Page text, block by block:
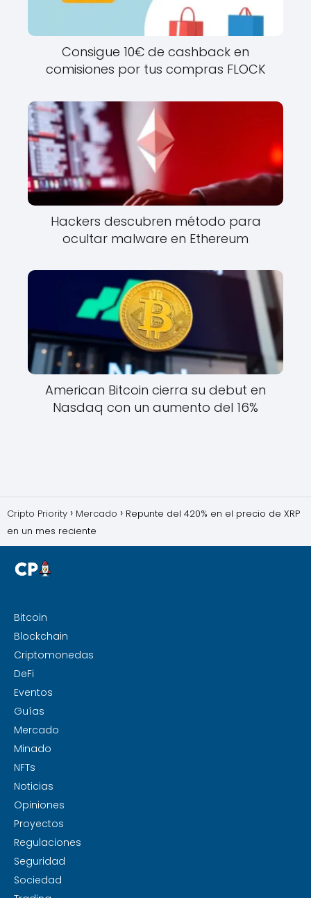
Consigue 10€ de cashback en
comisiones por tus compras FLOCK
Hackers descubren método para
ocultar malware en Ethereum
American Bitcoin cierra su debut en
Nasdaq con un aumento del 16%
Cripto Priority Mercado
Repunte del 420% en el precio de XRP
en un mes reciente
Bitcoin
Blockchain
Criptomonedas
DeFi
Eventos
Guías
Mercado
Minado
NFTs
Noticias
Opiniones
Proyectos
Regulaciones
Seguridad
Sociedad